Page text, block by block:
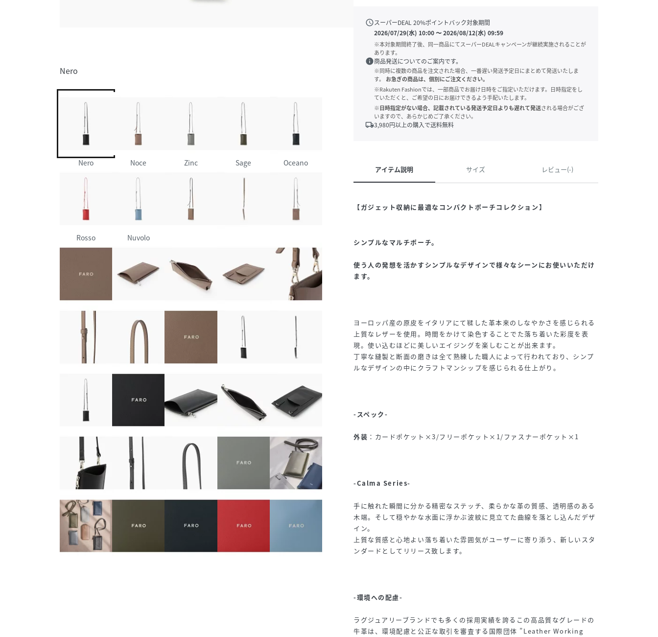
Nero
Nero Noce Zinc Sage Oceano
Rosso Nuvolo
scheduleスーパーDEAL20%ポイントバック対象期間
2026/07/29(水) 10:00〜2026/08/12(水) 09:59
※本対象期間終了後、同一商品にてスーパーDEALキャンペーンが継続実施されることが
あります。
info商品発送についてのご案内です。
※同時に複数の商品を注文された場合、一番遅い発送予定日にまとめて発送いたしま
す。
お急ぎの商品は、個別にご注文ください。
※Rakuten Fashionでは、一部商品でお届け日時をご指定いただけます。日時指定をし
ていただくと、ご希望の日にお届けできるよう手配いたします。
※日時指定がない場合、記載されている発送予定日よりも遅れて発送される場合がござ
いますので、あらかじめご了承ください。
local_shipping3,980円以上の購入で送料無料
アイテム説明 サイズ レビュー(-)
【ガジェット収納に最適なコンパクトポーチコレクション】
シンプルなマルチポーチ。
使う人の発想を活かすシンプルなデザインで様々なシーンにお使いいただけ
ます。
ヨーロッパ産の原皮をイタリアにて鞣した革本来のしなやかさを感じられる
上質なレザーを使用。時間をかけて染色することでた落ち着いた彩度を表
現。使い込むほどに美しいエイジングを楽しむことが出来ます。
丁寧な縫製と断面の磨きは全て熟練した職人によって行われており、シンプ
ルなデザインの中にクラフトマンシップを感じられる仕上がり。
-スペック-
外装 ：カードポケット×3/フリーポケット×1/ファスナーポケット×1
-Calma Series-
手に触れた瞬間に分かる精密なステッチ、柔らかな革の質感、透明感のある
木端。そして穏やかな水面に浮かぶ波紋に見立てた曲線を落とし込んだデザ
イン。
上質な質感と心地よい落ち着いた雰囲気がユーザーに寄り添う、新しいスタ
ンダードとしてリリース致します。
-環境への配慮-
ラグジュアリーブランドでも多くの採用実績を誇るこの高品質なグレードの
牛革は、環境配慮と公正な取引を審査する国際団体 ”Leather Working